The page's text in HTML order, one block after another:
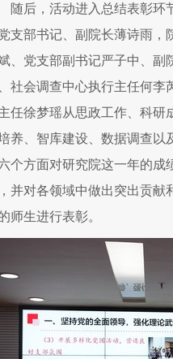
随后，活动进入总结表彰环
支部书记、副院长薄诗雨，
、党支部副书记严子中、副
社会调查中心执行主任何李
任徐梦瑶从思政工作、科研
养、智库建设、数据调查以
个方面对研究院这一年的成
并对各领域中做出突出贡献
师生进行表彰。